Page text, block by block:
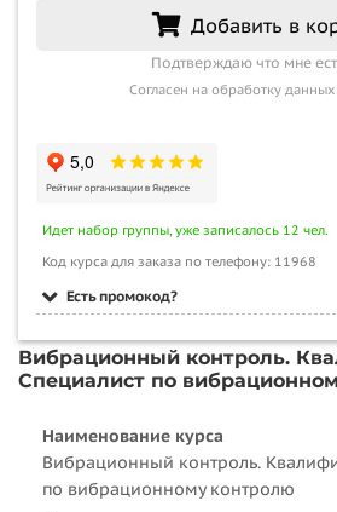
Добавить в
Подтверждаю что мне
Согласен на обработку
Идет набор группы, уже записалось 12 чел.
Код курса для заказа по телефону: 11968
Есть промокод?
Вибрационный контроль.
Специалист по
Наименование курса
Вибрационный контроль.
по вибрационному контролю